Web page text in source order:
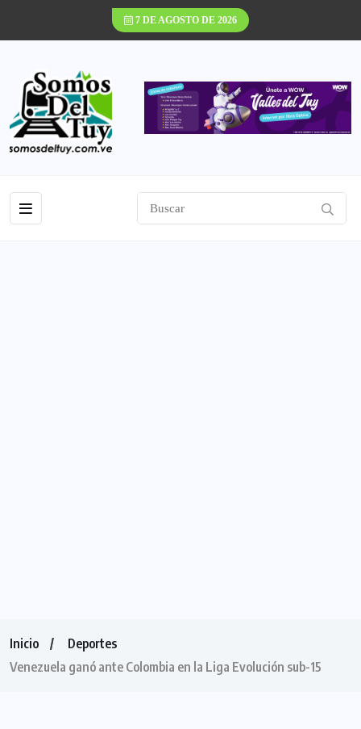
7 DE AGOSTO DE 2026
Inicio
Deportes
Venezuela ganó ante Colombia en la Liga Evolución sub-15